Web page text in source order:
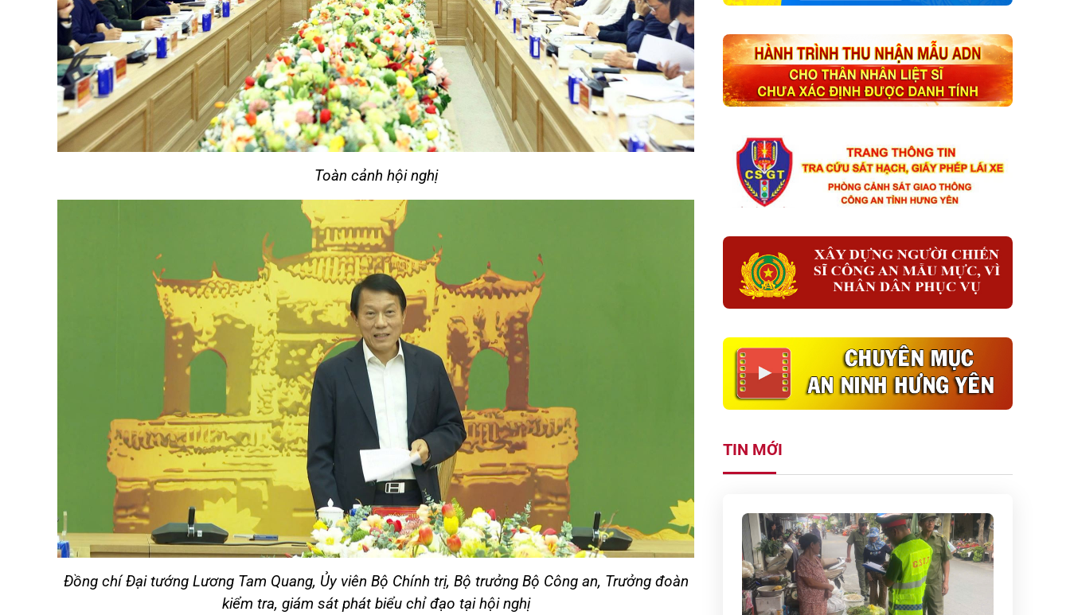
Toàn cảnh hội nghị
Đồng chí Đại tướng Lương Tam Quang, Ủy viên Bộ Chính trị, Bộ trưởng Bộ Công an, Trưởng đoàn
kiểm tra, giám sát phát biểu chỉ đạo tại hội nghị
TIN MỚI